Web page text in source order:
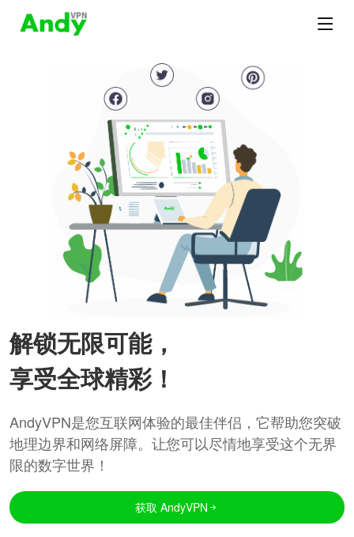
解锁无限可能，
享受全球精彩！
AndyVPN是您互联网体验的最佳伴侣，它帮助您突破
地理边界和网络屏障。让您可以尽情地享受这个无界
限的数字世界！
获取 AndyVPN